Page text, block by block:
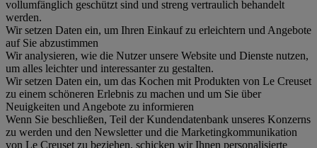
vollumfänglich geschützt sind und streng vertraulich behandelt
werden.
Wir setzen Daten ein, um Ihren Einkauf zu erleichtern und Angebote
auf Sie abzustimmen
Wir analysieren, wie die Nutzer unsere Website und Dienste nutzen,
um alles leichter und interessanter zu gestalten.
Wir setzen Daten ein, um das Kochen mit Produkten von Le Creuset
zu einem schöneren Erlebnis zu machen und um Sie über
Neuigkeiten und Angebote zu informieren
Wenn Sie beschließen, Teil der Kundendatenbank unseres Konzerns
zu werden und den Newsletter und die Marketingkommunikation
von Le Creuset zu beziehen, schicken wir Ihnen personalisierte